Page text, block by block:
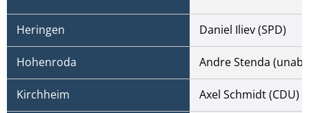
Heringen Daniel Iliev (SPD)
Hohenroda Andre Stenda
Kirchheim Axel Schmidt (CDU)